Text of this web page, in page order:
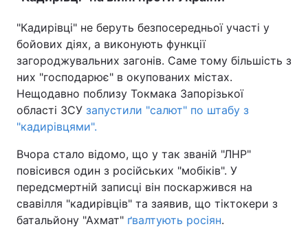
"Кадирівці" не беруть безпосередньої участі у
бойових діях, а виконують функції
загороджувальних загонів. Саме тому більшість з
них "господарює" в окупованих містах.
Нещодавно поблизу Токмака Запорізької
області ЗСУ запустили "салют" по штабу з
"кадирівцями".
Вчора стало відомо, що у так званій "ЛНР"
повісився один з російських "мобіків". У
передсмертній записці він поскаржився на
свавілля "кадирівців" та заявив, що тіктокери з
батальйону "Ахмат" ґвалтують росіян.